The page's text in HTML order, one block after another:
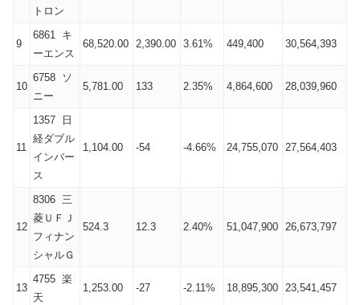
トロン
9
6861 キ
ーエンス
68,520.00 2,390.00 3.61% 449,400 30,564,393
10
6758 ソ
ニー
5,781.00 133 2.35% 4,864,600 28,039,960
11
1357 日
経ダブル
インバー
ス
1,104.00 -54 -4.66% 24,755,070 27,564,403
12
8306 三
菱ＵＦＪ
フィナン
シャルＧ
524.3 12.3 2.40% 51,047,900 26,673,797
13
4755 楽
天
1,253.00 -27 -2.11% 18,895,300 23,541,457